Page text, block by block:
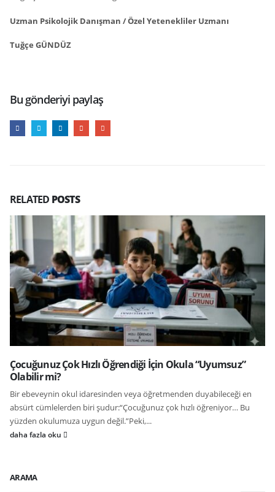
Uzman Psikolojik Danışman / Özel Yetenekliler Uzmanı
Tuğçe GÜNDÜZ
Bu gönderiyi paylaş
RELATED POSTS
Çocuğunuz Çok Hızlı Öğrendiği İçin Okula “Uyumsuz”
Olabilir mi?
Bir ebeveynin okul idaresinden veya öğretmenden duyabileceği en
absürt cümlelerden biri şudur:“Çocuğunuz çok hızlı öğreniyor… Bu
yüzden okulumuza uygun değil.”Peki,...
daha fazla oku
ARAMA